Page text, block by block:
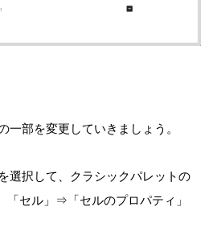
一部を変更していきましょう。
選択して、クラシックパレットの
「セル」⇒「セルのプロパティ」